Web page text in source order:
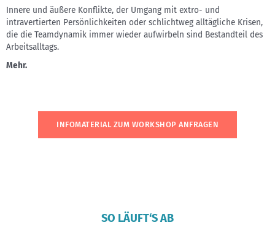
Innere und äußere Konflikte, der Umgang mit extro- und
intravertierten Persönlichkeiten oder schlichtweg alltägliche Krisen,
die die Teamdynamik immer wieder aufwirbeln sind Bestandteil des
Arbeitsalltags.
Mehr.
INFOMATERIAL ZUM WORKSHOP ANFRAGEN
SO LÄUFT‘S AB